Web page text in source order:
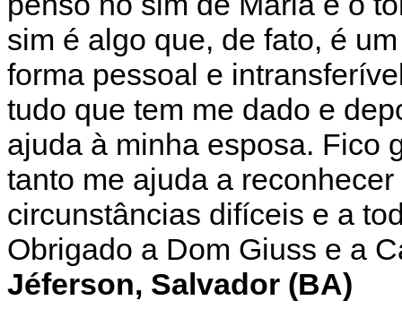
sim é algo que, de fato, é
forma pessoal e
tudo que tem me dado e
ajuda à minha esposa. Fico
tanto me ajuda a
circunstâncias difíceis e a
Obrigado a Dom Giuss e a
Jéferson, Salvador (BA)